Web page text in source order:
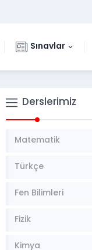
Sınavlar
Derslerimiz
Matematik
Türkçe
Fen Bilimleri
Fizik
Kimya